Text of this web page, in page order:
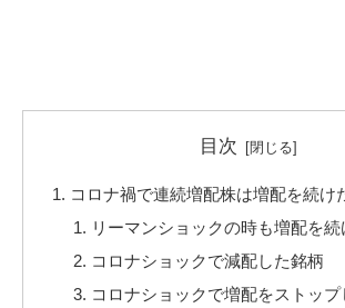
目次
コロナ禍で連続増配株は増配を続け
リーマンショックの時も増配を
コロナショックで減配した銘柄
コロナショックで増配をストップ